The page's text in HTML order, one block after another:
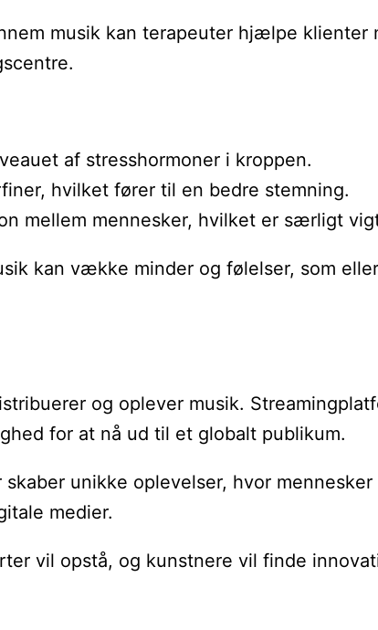
musik kan terapeuter hjælpe
af stresshormoner i kroppen.
hvilket fører til en bedre stemning.
mellem mennesker, hvilket er særligt
kan vække minder og følelser, som
og oplever musik.
for at nå ud til et globalt publikum.
unikke oplevelser, hvor
medier.
vil opstå, og kunstnere vil finde